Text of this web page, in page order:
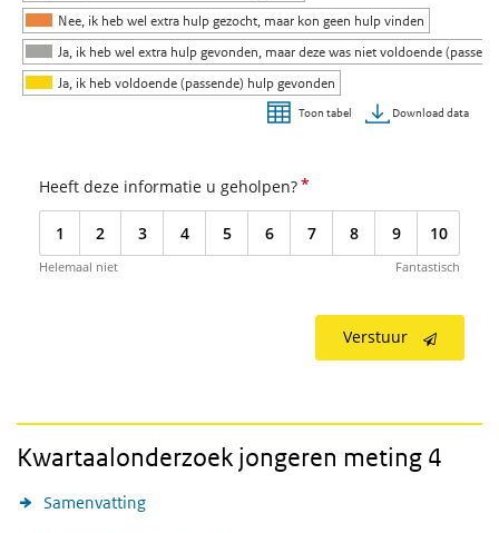
Nee, ik heb wel extra hulp gezocht, maar kon geen hulp vinden
Ja, ik heb wel extra hulp gevonden, maar deze was niet voldoende
Ja, ik heb voldoende (passende) hulp gevonden
Toon tabel Download data
Heeft deze informatie u geholpen?*
1 2 3 4 5 6 7 8 9 10
Helemaal niet Fantastisch
Verstuur
Kwartaalonderzoek jongeren meting 4
Samenvatting